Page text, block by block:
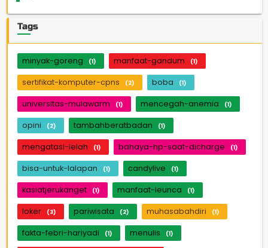
Tags
minyak-goreng (1) manfaat-gandum (1)
sertifikat-komputer-cpns (2) boba (1)
universitas-mulawarm (1) mencegah-anemia (1)
opini (2) tambahberatbadan (1)
mengatasi-lelah (1) bahaya-hp-saat-dicharge (1)
bisa-untuk-lalapan (1) candylive (1)
kasiatjerukanget (1) manfaat-leunca (1)
loker (3) pariwisata (2) muhasabahdiri (1)
fakta-febri-hariyadi (1) menulis (1)